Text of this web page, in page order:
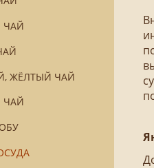
ЧАЙ
ЖЁЛТЫЙ ЧАЙ
ЧАЙ